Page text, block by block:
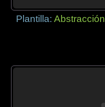
Plantilla:Abstracción